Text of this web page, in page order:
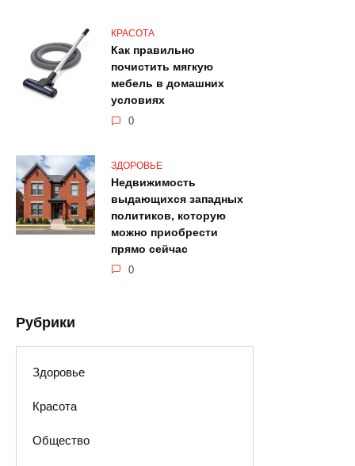
КРАСОТА
Как правильно
почистить мягкую
мебель в домашних
условиях
0
ЗДОРОВЬЕ
Недвижимость
выдающихся западных
политиков, которую
можно приобрести
прямо сейчас
0
Рубрики
Здоровье
Красота
Общество